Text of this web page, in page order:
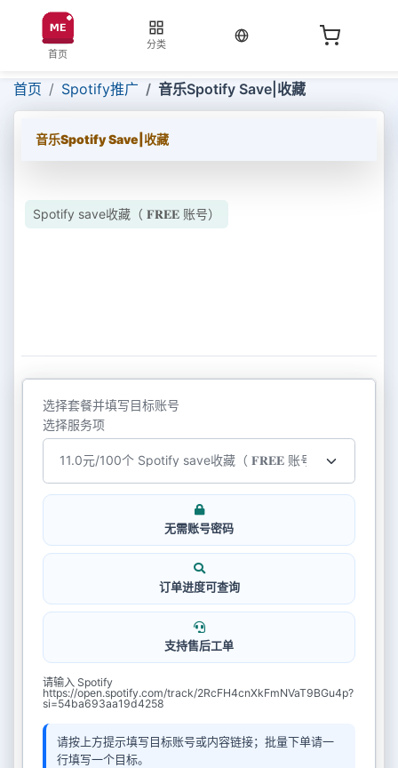
首页
分类
当前语言：中文
首页 Spotify推广 音乐Spotify Save|收藏
音乐Spotify Save|收藏
Spotify save收藏（ 𝐅𝐑𝐄𝐄 账号）
选择套餐并填写目标账号
选择服务项
无需账号密码
订单进度可查询
支持售后工单
请输入 Spotify
https://open.spotify.com/track/2RcFH4cnXkFmNVaT9BGu4p?
si=54ba693aa19d4258
请按上方提示填写目标账号或内容链接；批量下单请一
行填写一个目标。